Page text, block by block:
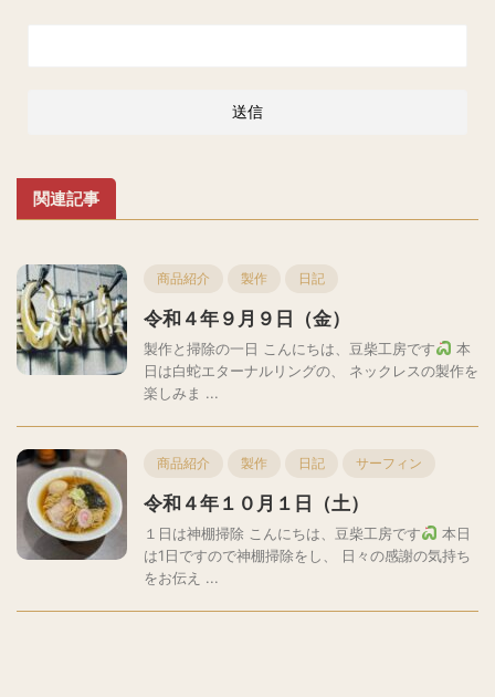
関連記事
商品紹介 製作 日記
令和４年９月９日（金）
製作と掃除の一日 こんにちは、豆柴工房です
本
日は白蛇エターナルリングの、 ネックレスの製作を
楽しみま ...
商品紹介 製作 日記 サーフィン
令和４年１０月１日（土）
１日は神棚掃除 こんにちは、豆柴工房です
本日
は1日ですので神棚掃除をし、 日々の感謝の気持ち
をお伝え ...